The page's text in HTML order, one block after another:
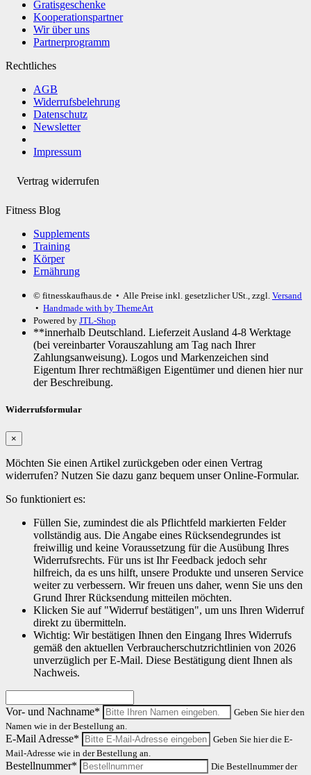
Gratisgeschenke
Kooperationspartner
Wir über uns
Partnerprogramm
Rechtliches
AGB
Widerrufsbelehrung
Datenschutz
Newsletter
Impressum
Vertrag widerrufen
Fitness Blog
Supplements
Training
Körper
Ernährung
© fitnesskaufhaus.de • Alle Preise inkl. gesetzlicher USt., zzgl. Versand
• Handmade with by ThemeArt
Powered by JTL-Shop
**innerhalb Deutschland. Lieferzeit Ausland 4-8 Werktage
(bei vereinbarter Vorauszahlung am Tag nach Ihrer
Zahlungsanweisung). Logos und Markenzeichen sind
Eigentum Ihrer rechtmäßigen Eigentümer und dienen hier nur
der Beschreibung.
Widerrufsformular
×
Möchten Sie einen Artikel zurückgeben oder einen Vertrag
widerrufen? Nutzen Sie dazu ganz bequem unser Online-Formular.
So funktioniert es:
Füllen Sie, zumindest die als Pflichtfeld markierten Felder
vollständig aus. Die Angabe eines Rücksendegrundes ist
freiwillig und keine Voraussetzung für die Ausübung Ihres
Widerrufsrechts. Für uns ist Ihr Feedback jedoch sehr
hilfreich, da es uns hilft, unsere Produkte und unseren Service
weiter zu verbessern. Wir freuen uns daher, wenn Sie uns den
Grund Ihrer Rücksendung mitteilen möchten.
Klicken Sie auf "Widerruf bestätigen", um uns Ihren Widerruf
direkt zu übermitteln.
Wichtig: Wir bestätigen Ihnen den Eingang Ihres Widerrufs
gemäß den aktuellen Verbraucherschutzrichtlinien von 2026
unverzüglich per E-Mail. Diese Bestätigung dient Ihnen als
Nachweis.
Vor- und Nachname*
Geben Sie hier den
Namen wie in der Bestellung an.
E-Mail Adresse*
Geben Sie hier die E-
Mail-Adresse wie in der Bestellung an.
Bestellnummer*
Die Bestellnummer der